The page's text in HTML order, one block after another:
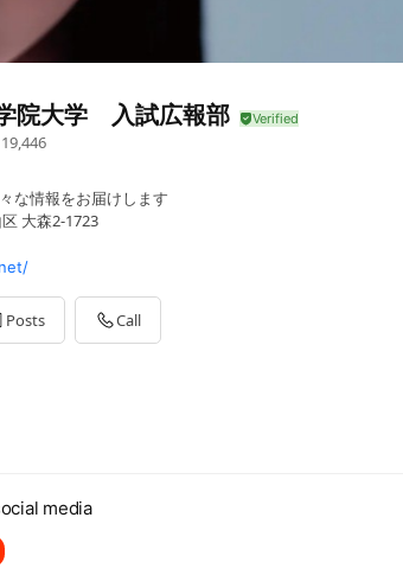
院大学 入試広報部
19,446
な情報をお届けします
大森2-1723
Posts Call
media